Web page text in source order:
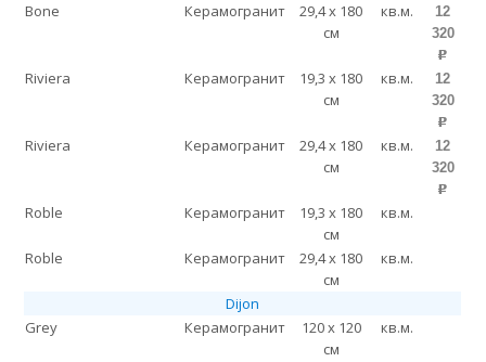
Bone Керамогранит
29,4 x 180
см
кв.м.
12
320
p
Riviera Керамогранит
19,3 x 180
см
кв.м.
12
320
p
Riviera Керамогранит
29,4 x 180
см
кв.м.
12
320
p
Roble Керамогранит
19,3 x 180
см
кв.м.
Roble Керамогранит
29,4 x 180
см
кв.м.
Dijon
Grey
Керамогранит
120 x 120
см
кв.м.